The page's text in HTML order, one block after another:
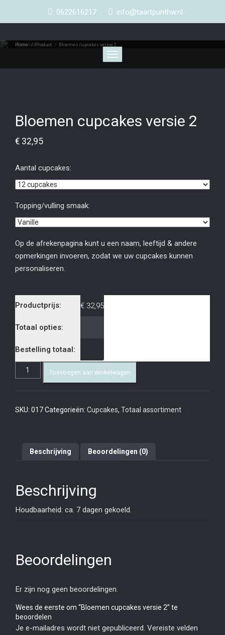
0622616217 info@taartpunthw.nl
Toggle
navigation
Webshop
Home /Product / Bloemen cupcakes versie 2
Bloemen cupcakes versie 2
€ 32,95
Aantal cupcakes:
Topping/vulling smaak:
Op de afrekenpagina kunt u een naam, leeftijd & andere
opmerkingen invoeren, zodat we uw cupcakes kunnen
personaliseren.
Productprijs: € 32,95
Totaal opties:
Bestelling totaal:
Toevoegen aan winkelwagen
SKU: 017Categorieën: Cupcakes, Totaal assortiment
Beschrijving Beoordelingen (0)
Beschrijving
Houdbaarheid: ca. 7 dagen gekoeld.
Beoordelingen
Er zijn nog geen beoordelingen.
Wees de eerste om “Bloemen cupcakes versie 2” te
beoordelen
Je e-mailadres wordt niet gepubliceerd. Vereiste velden